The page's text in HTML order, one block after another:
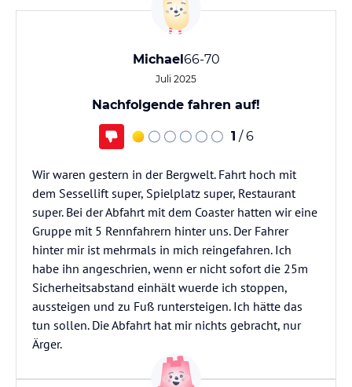
Michael66-70
Juli 2025
Nachfolgende fahren auf!
1 / 6
Wir waren gestern in der Bergwelt. Fahrt hoch mit
dem Sessellift super, Spielplatz super, Restaurant
super. Bei der Abfahrt mit dem Coaster hatten wir eine
Gruppe mit 5 Rennfahrern hinter uns. Der Fahrer
hinter mir ist mehrmals in mich reingefahren. Ich
habe ihn angeschrien, wenn er nicht sofort die 25m
Sicherheitsabstand einhält wuerde ich stoppen,
aussteigen und zu Fuß runtersteigen. Ich hätte das
tun sollen. Die Abfahrt hat mir nichts gebracht, nur
Ärger.